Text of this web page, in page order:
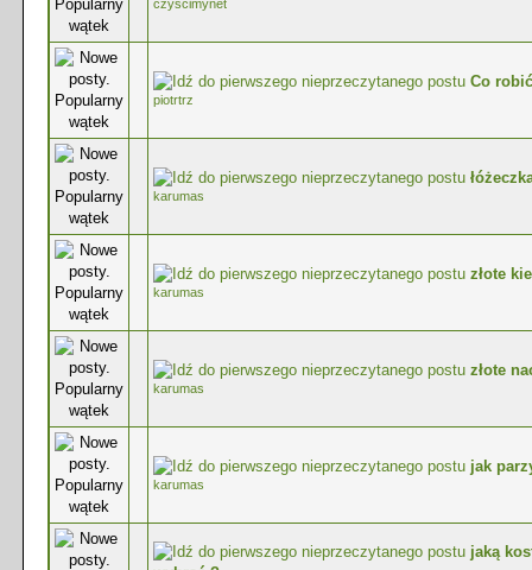
czyscimynet
Co
piotrtrz
0 głosów - średnia ocena: 0 na 5 gwiazdek
karumas
0 głosów - średnia ocena: 0 na 5 gwiazdek
złote
karumas
0 głosów - średnia ocena: 0 na 5 gwiazdek
złote
karumas
0 głosów - średnia ocena: 0 na 5 gwiazdek
jak
karumas
0 głosów - średnia ocena: 0 na 5 gwiazdek
jaką